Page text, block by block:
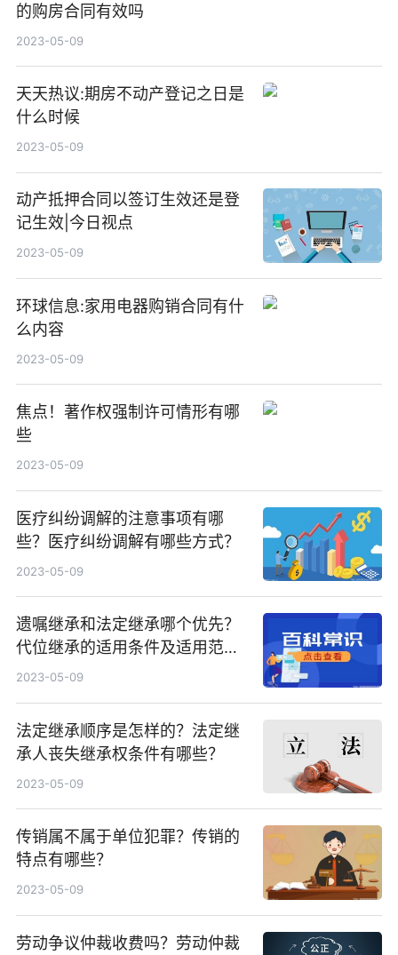
的购房合同有效吗
2023-05-09
天天热议:期房不动产登记之日是
什么时候
2023-05-09
动产抵押合同以签订生效还是登
记生效|今日视点
2023-05-09
环球信息:家用电器购销合同有什
么内容
2023-05-09
焦点！著作权强制许可情形有哪
些
2023-05-09
医疗纠纷调解的注意事项有哪
些？医疗纠纷调解有哪些方式？
2023-05-09
遗嘱继承和法定继承哪个优先？
代位继承的适用条件及适用范围
有哪些？
2023-05-09
法定继承顺序是怎样的？法定继
承人丧失继承权条件有哪些？
2023-05-09
传销属不属于单位犯罪？传销的
特点有哪些？
2023-05-09
劳动争议仲裁收费吗？劳动仲裁